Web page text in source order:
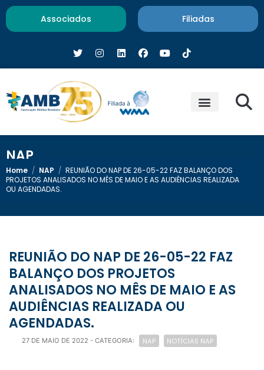
Associados Filiadas
NAP
Home / NAP / REUNIÃO DO NAP DE 26-05-22 FAZ BALANÇO DOS
PROJETOS ANALISADOS NO MÊS DE MAIO E AS AUDIÊNCIAS REALIZADA
OU AGENDADAS.
REUNIÃO DO NAP DE 26-05-22 FAZ
BALANÇO DOS PROJETOS
ANALISADOS NO MÊS DE MAIO E AS
AUDIÊNCIAS REALIZADA OU
AGENDADAS.
27 DE MAIO DE 2022 - CATEGORIA: NAP NOTÍCIAS NAP